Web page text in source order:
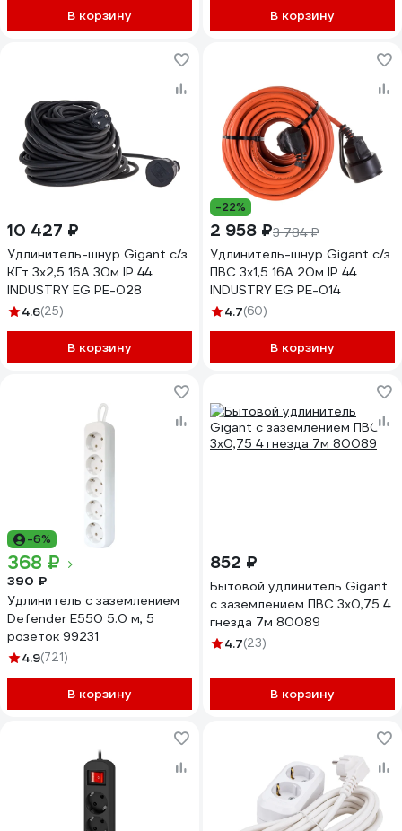
В корзину В корзину
10 427 ₽
Удлинитель-шнур Gigant с/з
КГт 3х2,5 16A 30м IP 44
INDUSTRY EG PE-028
4.6(25)
В корзину
-22%
2 958 ₽3 784 ₽
Удлинитель-шнур Gigant с/з
ПВС 3х1,5 16A 20м IP 44
INDUSTRY EG PE-014
4.7(60)
В корзину
-6%
368 ₽
390 ₽
Удлинитель с заземлением
Defender E550 5.0 м, 5
розеток 99231
4.9(721)
В корзину
852 ₽
Бытовой удлинитель Gigant
с заземлением ПВС 3x0,75 4
гнезда 7м 80089
4.7(23)
В корзину